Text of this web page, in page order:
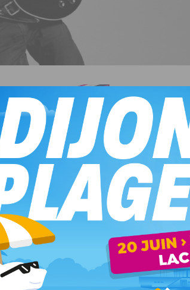
et à la composition de titres en français